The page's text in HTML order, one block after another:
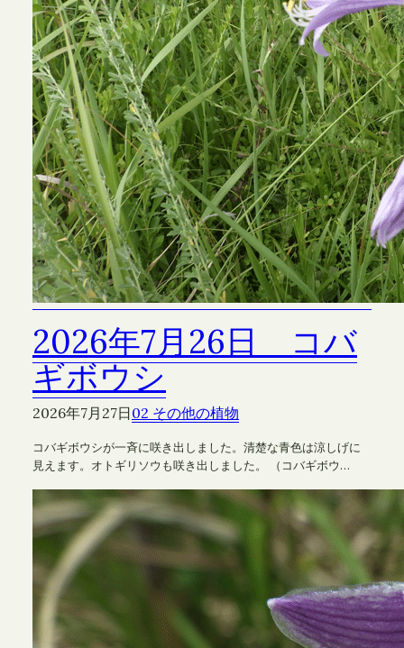
2026年7月26日 コバ
ギボウシ
2026年7月27日02 その他の植物
コバギボウシが一斉に咲き出しました。清楚な青色は涼しげに
見えます。オトギリソウも咲き出しました。 （コバギボウ…